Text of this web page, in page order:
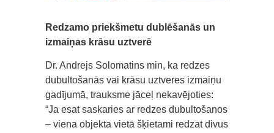
Redzamo priekšmetu dublēšanās un
izmaiņas krāsu uztverē
Dr. Andrejs Solomatins min, ka redzes
dubultošanās vai krāsu uztveres izmaiņu
gadījumā, trauksme jāceļ nekavējoties:
“Ja esat saskaries ar redzes dubultošanos
– viena objekta vietā šķietami redzat divus